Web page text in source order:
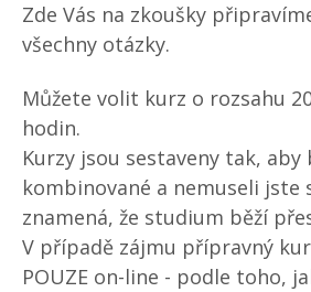
Zde Vás na zkoušky
všechny otázky.
Můžete volit kurz o rozsahu
hodin.
Kurzy jsou sestaveny tak,
kombinované a nemuseli jste
znamená, že studium běží
V případě zájmu přípravný
POUZE on-line - podle toho,